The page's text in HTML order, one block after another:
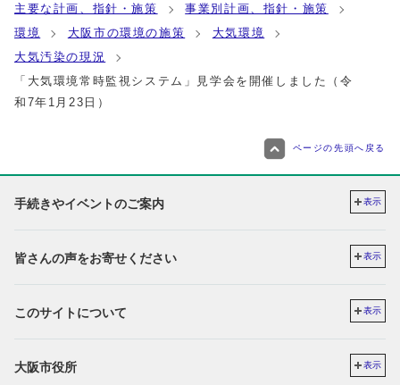
主要な計画、指針・施策
事業別計画、指針・施策
環境
大阪市の環境の施策
大気環境
大気汚染の現況
「大気環境常時監視システム」見学会を開催しました（令
和7年1月23日）
ページの先頭へ戻る
手続きやイベントのご案内 表示
皆さんの声をお寄せください 表示
このサイトについて 表示
大阪市役所 表示